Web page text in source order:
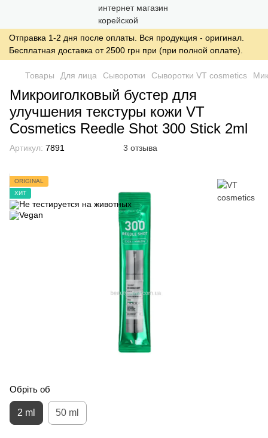
Отправка 1-2 дня после оплаты. Вся продукция - оригинал.
Бесплатная доставка от 2500 грн при (при полной оплате).
Товары Для лица Сыворотки Сыворотки VT cosmetics
Микроиголковый бустер для
улучшения текстуры кожи VT
Cosmetics Reedle Shot 300 Stick 2ml
Артикул: 7891 3 отзыва
ORIGINAL
ХИТ
Обріть об
2 ml 50 ml